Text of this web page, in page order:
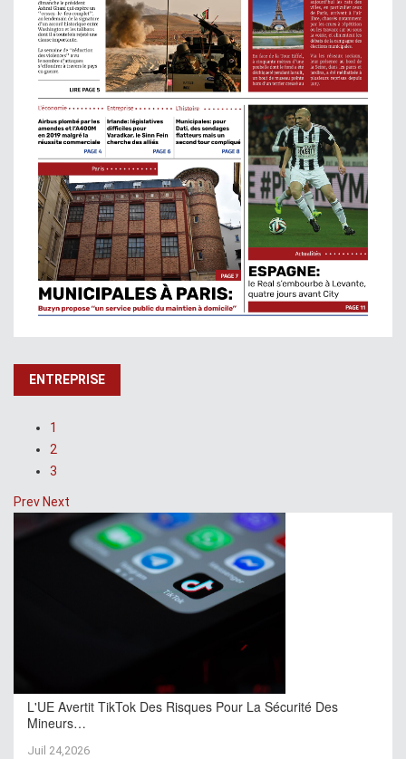
ENTREPRISE
1
2
3
Prev Next
L'UE Avertit TikTok Des Risques Pour La Sécurité Des
Mineurs…
Juil 24,2026